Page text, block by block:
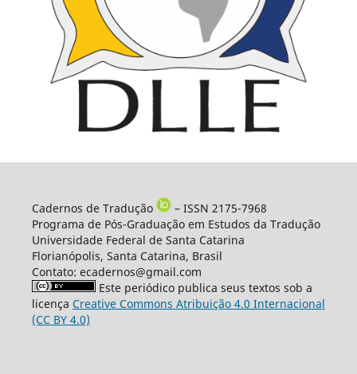
Cadernos de Tradução
– ISSN 2175-7968
Programa de Pós-Graduação em Estudos da Tradução
Universidade Federal de Santa Catarina
Florianópolis, Santa Catarina, Brasil
Contato: ecadernos@gmail.com
Este periódico publica seus textos sob a
licença Creative Commons Atribuição 4.0 Internacional
(CC BY 4.0)